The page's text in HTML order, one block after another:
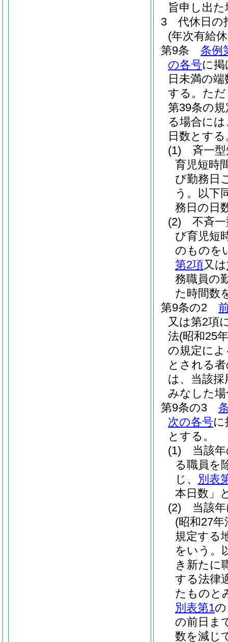
旨申し出
3
代休日の
(年次有給
第9条
条例
の各号に
日未満の
する。 た
第39条の
る場合に
日数とする
(1)
斉一
育児短時
び勤務日
う。以下
務日の日
(2)
不斉
び育児短
のものを
第2項又は
務職員の
た時間数
第9条の2
又は第2項
法(昭和25
の規定に
とされる
は、当該
みなした
第9条の3
次の各号に
とする。
(1)
当該
る職員を
じ、 別表
本日数」
(2)
当該
(昭和27
規定する
をいう。
き新たに
する法律
たものと
別表第1
の前日ま
数を減じ